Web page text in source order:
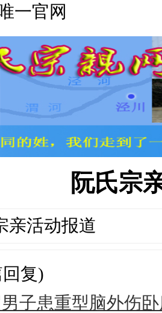
一官网
阮氏宗
亲活动报道
复)
子患重型脑外伤